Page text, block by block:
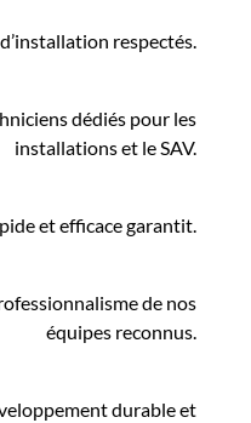
respectés.
dédiés pour les
installations et le SAV.
et efficace garantit.
de nos
équipes reconnus.
durable et